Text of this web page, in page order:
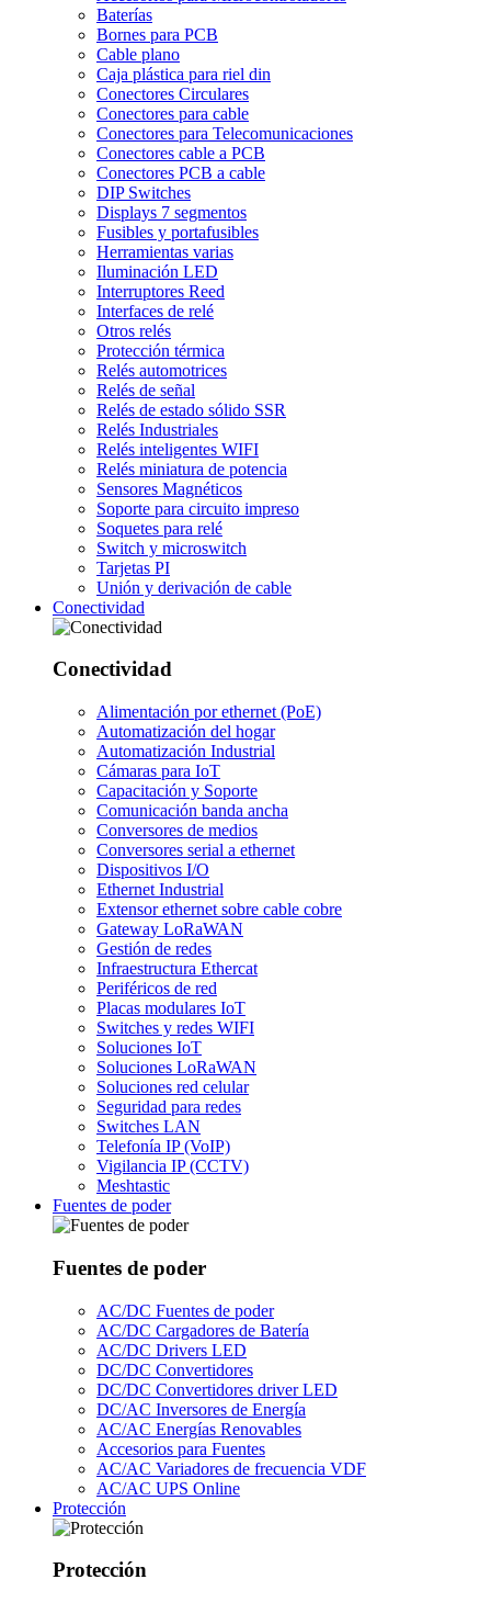
Baterías
Bornes para PCB
Cable plano
Caja plástica para riel din
Conectores Circulares
Conectores para cable
Conectores para Telecomunicaciones
Conectores cable a PCB
Conectores PCB a cable
DIP Switches
Displays 7 segmentos
Fusibles y portafusibles
Herramientas varias
Iluminación LED
Interruptores Reed
Interfaces de relé
Otros relés
Protección térmica
Relés automotrices
Relés de señal
Relés de estado sólido SSR
Relés Industriales
Relés inteligentes WIFI
Relés miniatura de potencia
Sensores Magnéticos
Soporte para circuito impreso
Soquetes para relé
Switch y microswitch
Tarjetas PI
Unión y derivación de cable
Conectividad
Conectividad
Alimentación por ethernet (PoE)
Automatización del hogar
Automatización Industrial
Cámaras para IoT
Capacitación y Soporte
Comunicación banda ancha
Conversores de medios
Conversores serial a ethernet
Dispositivos I/O
Ethernet Industrial
Extensor ethernet sobre cable cobre
Gateway LoRaWAN
Gestión de redes
Infraestructura Ethercat
Periféricos de red
Placas modulares IoT
Switches y redes WIFI
Soluciones IoT
Soluciones LoRaWAN
Soluciones red celular
Seguridad para redes
Switches LAN
Telefonía IP (VoIP)
Vigilancia IP (CCTV)
Meshtastic
Fuentes de poder
Fuentes de poder
AC/DC Fuentes de poder
AC/DC Cargadores de Batería
AC/DC Drivers LED
DC/DC Convertidores
DC/DC Convertidores driver LED
DC/AC Inversores de Energía
AC/AC Energías Renovables
Accesorios para Fuentes
AC/AC Variadores de frecuencia VDF
AC/AC UPS Online
Protección
Protección